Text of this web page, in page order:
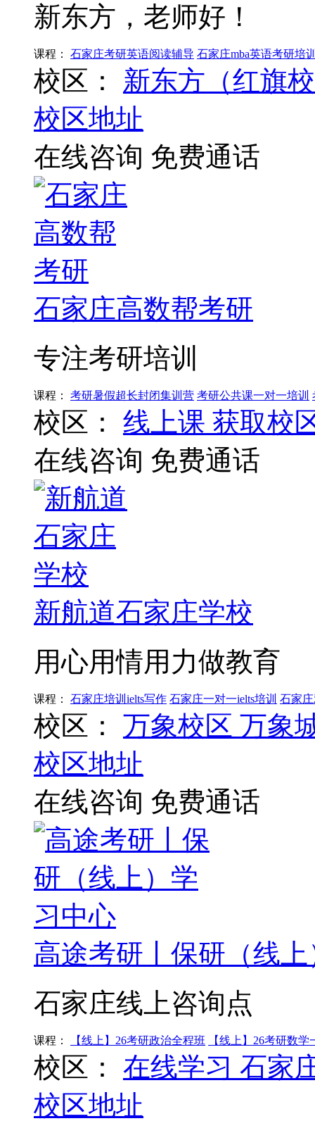
新东方，老师好！
课程： 石家庄考研英语阅读辅导 石家庄mba英语考研培
校区：
新东方（红旗
校区地址
在线咨询 免费通话
石家庄高数帮考研
专注考研培训
课程： 考研暑假超长封闭集训营 考研公共课一对一培训
校区： 线上课 获取校
在线咨询 免费通话
新航道石家庄学校
用心用情用力做教育
课程： 石家庄培训ielts写作 石家庄一对一ielts培训 石家
校区： 万象校区 万象
校区地址
在线咨询 免费通话
高途考研丨保研（线
石家庄线上咨询点
课程： 【线上】26考研政治全程班 【线上】26考研数学
校区： 在线学习 石家
校区地址